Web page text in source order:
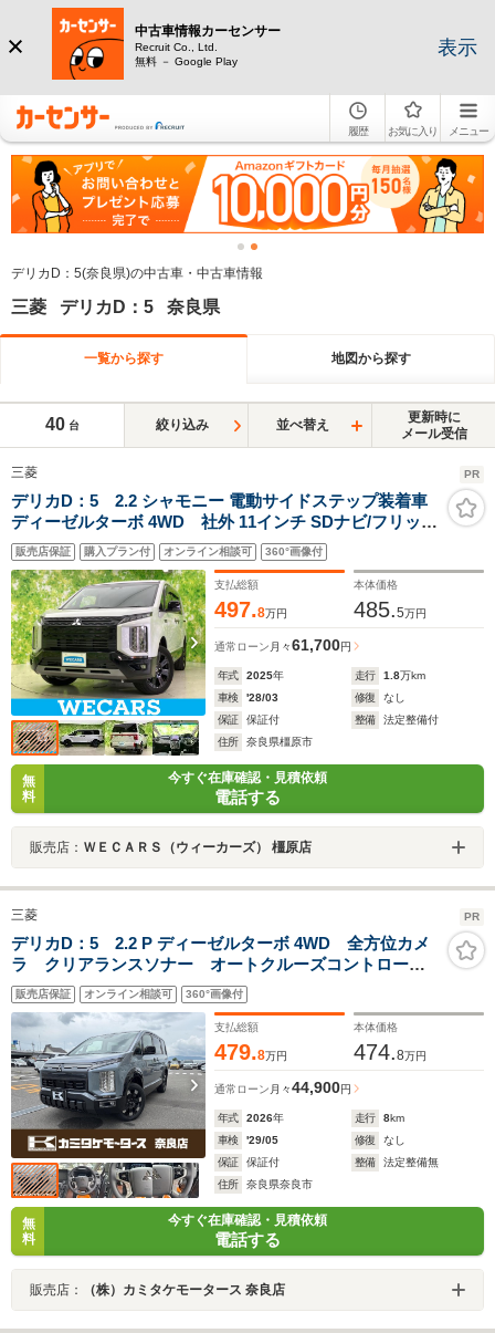
中古車情報カーセンサー
Recruit Co., Ltd.
無料 － Google Play
表示
履歴 お気に入り メニュー
デリカD：5(奈良県)の中古車・中古車情報
三菱 デリカD：5 奈良県
一覧から探す 地図から探す
40 台 絞り込み 並べ替え
更新時に
メール受信
三菱 PR
デリカD：5 2.2 シャモニー 電動サイドステップ装着車
ディーゼルターボ 4WD 社外 11インチ SDナビ/フリップ
ダウンモニター/イーアシスト(ミツビシ)/両側電動スライ
ドドア/シートヒーター 前席/車線逸脱防止支援システム/
シート ハーフレザー/オートステップ
販売店保証 購入プラン付 オンライン相談可 360°画像付
支払総額
497.8万円
本体価格
485.5万円
通常ローン 月々61,700円
年式 2025年 走行 1.8万km
車検
'28/03 修復
なし
保証
保証付 整備
法定整備付
住所
奈良県橿原市
無
料
今すぐ在庫確認・見積依頼
電話する
販売店： ＷＥＣＡＲＳ（ウィーカーズ） 橿原店
三菱 PR
デリカD：5 2.2 P ディーゼルターボ 4WD 全方位カメ
ラ クリアランスソナー オートクルーズコントロー
ル 両側電動スライドドア オートマチックハイビー
ム 電動リアゲート アイドリングストップ 電動格納
ミラー 電子パーキング オートホールド
販売店保証 オンライン相談可 360°画像付
支払総額
479.8万円
本体価格
474.8万円
通常ローン 月々44,900円
年式 2026年 走行 8km
車検
'29/05 修復
なし
保証
保証付 整備
法定整備無
住所
奈良県奈良市
無
料
今すぐ在庫確認・見積依頼
電話する
販売店： （株）カミタケモータース 奈良店